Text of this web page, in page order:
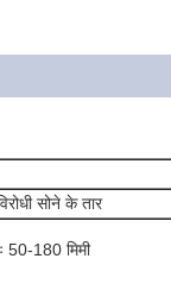
सोने के तार
50-180 मिमी